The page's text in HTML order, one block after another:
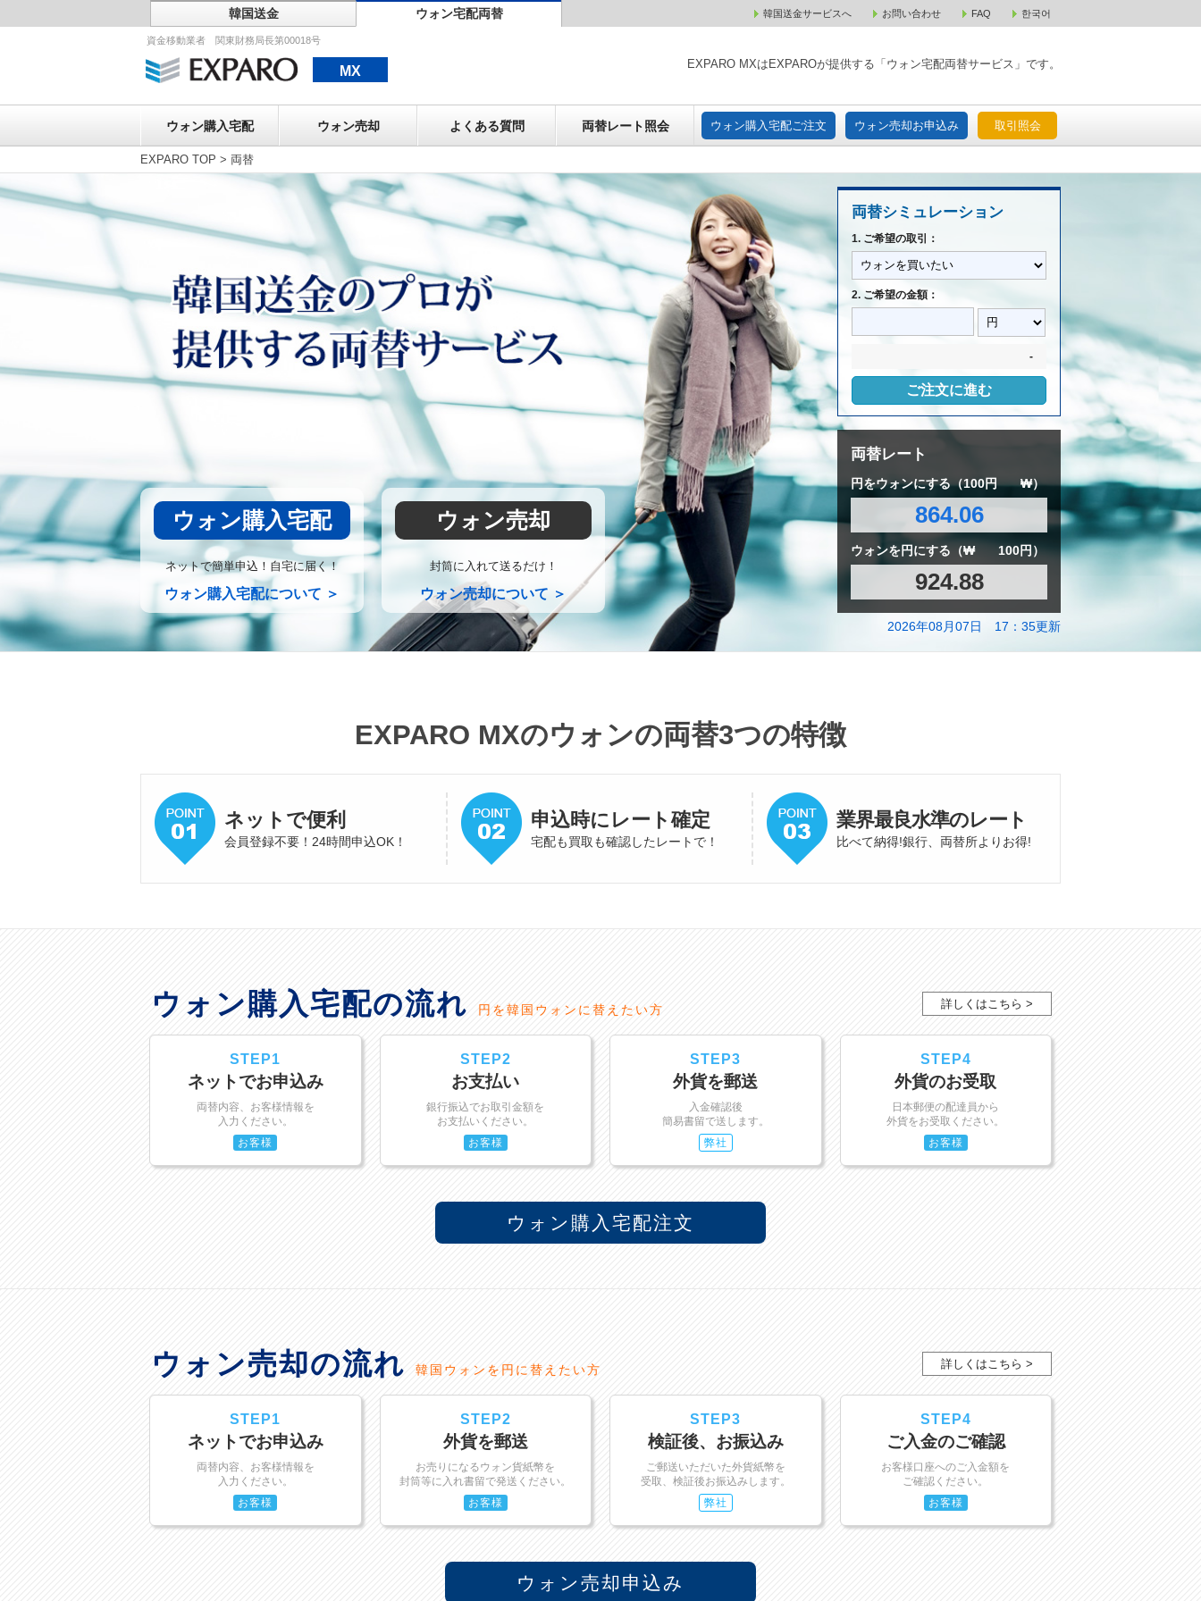
韓国送金 ウォン宅配両替 韓国送金サービスへ お問い合わせ FAQ 한국어
資金移動業者 関東財務局長第00018号
MX EXPARO MXはEXPAROが提供する「ウォン宅配両替サービス」です。
ウォン購入宅配 ウォン売却 よくある質問 両替レート照会 ウォン購入宅配ご注文 ウォン売却お申込み 取引照会
ウォン売却 ウォン購入宅配ご注文 ウォン売却お申込み 取引照会
EXPARO TOP > 両替
両替シミュレーション
1. ご希望の取引：
2. ご希望の金額：
-
ご注文に進む
両替レート
円をウォンにする（100円 ₩）
864.06
ウォンを円にする（₩ 100円）
924.88
2026年08月07日 17：35更新
ウォン購入宅配
ネットで簡単申込！自宅に届く！
ウォン購入宅配について ＞
ウォン売却
封筒に入れて送るだけ！
ウォン売却について ＞
EXPARO MXのウォンの両替3つの特徴
ネットで便利
会員登録不要！24時間申込OK！
申込時にレート確定
宅配も買取も確認したレートで！
業界最良水準のレート
比べて納得!銀行、両替所よりお得!
詳しくはこちら >
ウォン購入宅配の流れ 円を韓国ウォンに替えたい方
STEP1
ネットでお申込み
両替内容、お客様情報を
入力ください。
お客様
STEP2
お支払い
銀行振込でお取引金額を
お支払いください。
お客様
STEP3
外貨を郵送
入金確認後
簡易書留で送します。
弊社
STEP4
外貨のお受取
日本郵便の配達員から
外貨をお受取ください。
お客様
ウォン購入宅配注文
詳しくはこちら >
ウォン売却の流れ 韓国ウォンを円に替えたい方
STEP1
ネットでお申込み
両替内容、お客様情報を
入力ください。
お客様
STEP2
外貨を郵送
お売りになるウォン貨紙幣を
封筒等に入れ書留で発送ください。
お客様
STEP3
検証後、お振込み
ご郵送いただいた外貨紙幣を
受取、検証後お振込みします。
弊社
STEP4
ご入金のご確認
お客様口座へのご入金額を
ご確認ください。
お客様
ウォン売却申込み